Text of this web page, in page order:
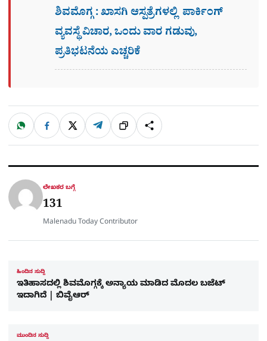
ಶಿವಮೊಗ್ಗ : ಖಾಸಗಿ ಆಸ್ಪತ್ರೆಗಳಲ್ಲಿ ಪಾರ್ಕಿಂಗ್​
ವ್ಯವಸ್ಥೆ ವಿಚಾರ, ಒಂದು ವಾರ ಗಡುವು,
ಪ್ರತಿಭಟನೆಯ ಎಚ್ಚರಿಕೆ
ಹಂಚಿಕೊಳ್ಳಿ
W
a
t
p
F
c
e
o
X T
l
e
a
ಲಿಂ
ಕ್
S
h
a
ಲೇಖಕರ ಬಗ್ಗೆ
131
Malenadu Today Contributor
ಹಿಂದಿನ ಸುದ್ದಿ
ಇತಿಹಾಸದಲ್ಲಿ ಶಿವಮೊಗ್ಗಕ್ಕೆ ಅನ್ಯಾಯ ಮಾಡಿದ ಮೊದಲ ಬಜೆಟ್‌
ಇದಾಗಿದೆ | ಬಿವೈಆರ್
ಮುಂದಿನ ಸುದ್ದಿ